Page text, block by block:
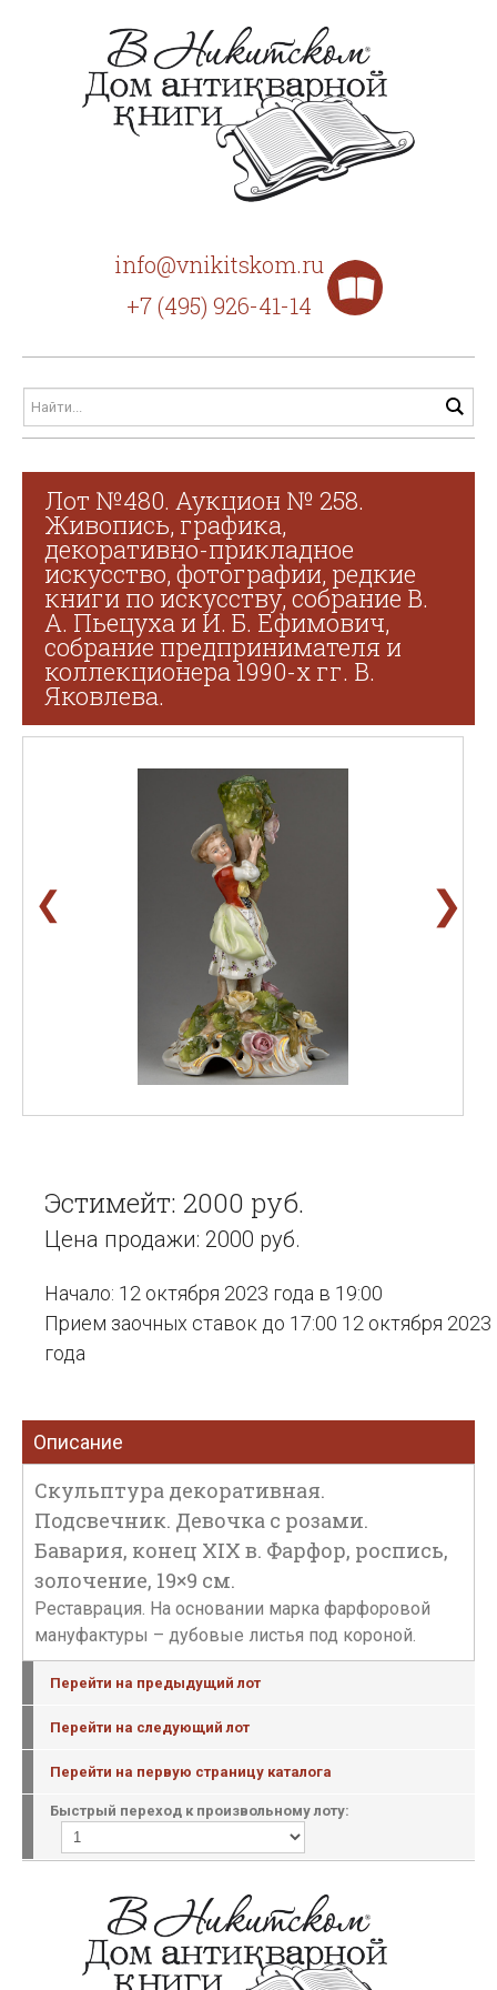
info@vnikitskom.ru
+7 (495) 926-41-14
Лот №480. Аукцион № 258.
Живопись, графика,
декоративно-прикладное
искусство, фотографии, редкие
книги по искусству, собрание В.
А. Пьецуха и И. Б. Ефимович,
собрание предпринимателя и
коллекционера 1990-х гг. В.
Яковлева.
❮ ❯
Эстимейт: 2000 руб.
Цена продажи: 2000 руб.
Начало: 12 октября 2023 года в 19:00
Прием заочных ставок до 17:00 12 октября 2023
года
Описание
Скульптура декоративная.
Подсвечник. Девочка с розами.
Бавария, конец XIX в. Фарфор, роспись,
золочение, 19×9 см.
Реставрация. На основании марка фарфоровой
мануфактуры – дубовые листья под короной.
Перейти на предыдущий лот
Перейти на следующий лот
Перейти на первую страницу каталога
Быстрый переход к произвольному лоту: